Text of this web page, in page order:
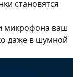
становятся
микрофона ваш
даже в шумной